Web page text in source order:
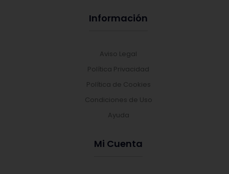
Información
Aviso Legal
Política Privacidad
Política de Cookies
Condiciones de Uso
Ayuda
Mi Cuenta